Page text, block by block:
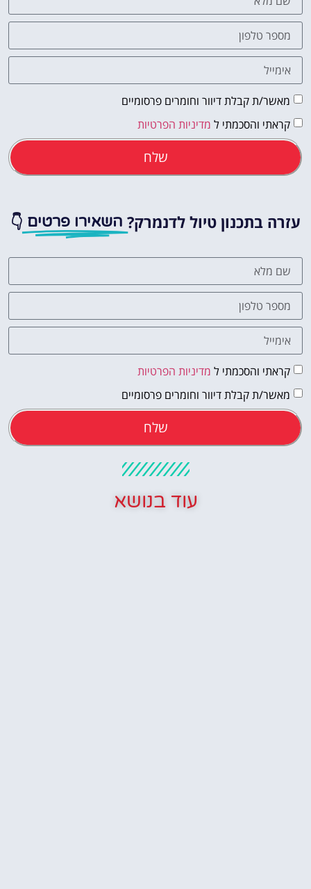
מאשר/ת קבלת דיוור וחומרים פרסומיים
קראתי והסכמתי ל מדיניות הפרטיות
שלח
עזרה בתכנון טיול לדנמרק? השאירו פרטים 👇
קראתי והסכמתי ל מדיניות הפרטיות
מאשר/ת קבלת דיוור וחומרים פרסומיים
שלח
עוד בנושא